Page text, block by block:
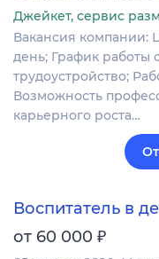
Джейкет, сервис
Вакансия компании:
день; График работы
трудоустройство;
Возможность
карьерного роста…
Воспитатель в
от 60 000 ₽